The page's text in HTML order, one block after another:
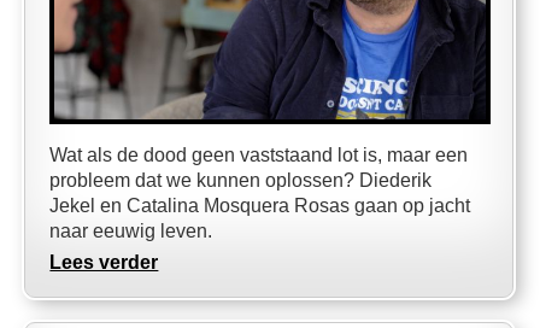
Wat als de dood geen vaststaand lot is, maar een
probleem dat we kunnen oplossen? Diederik
Jekel en Catalina Mosquera Rosas gaan op jacht
naar eeuwig leven.
Lees verder